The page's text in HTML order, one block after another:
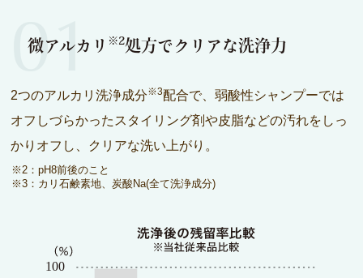
01
微アルカリ ※2処方でクリアな洗浄力
2つのアルカリ洗浄成分※3配合で、弱酸性シャンプーでは
オフしづらかったスタイリング剤や皮脂などの汚れをしっ
かりオフし、クリアな洗い上がり。
※2：pH8前後のこと
※3：カリ石鹸素地、炭酸Na(全て洗浄成分)